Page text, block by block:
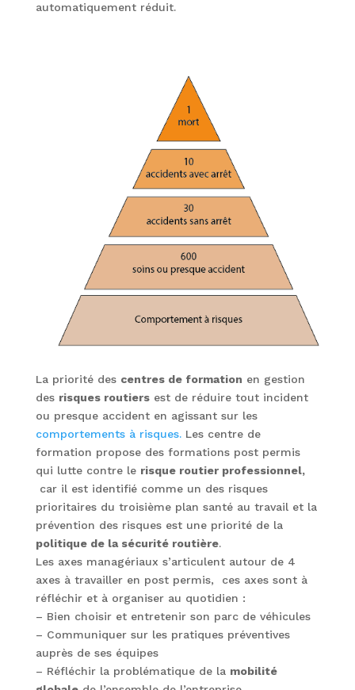
automatiquement réduit.
La priorité des centres de formation en gestion
des risques routiersest de réduire tout incident
ou presque accident en agissant sur les
comportements à risques. Les centre de
formation propose des formations post permis
qui lutte contre le risque routier professionnel,
car il est identifié comme un des risques
prioritaires du troisième plan santé au travail et la
prévention des risques est une priorité de la
politique de la sécurité routière.
Les axes managériaux s’articulent autour de 4
axes à travailler en post permis, ces axes sont à
réfléchir et à organiser au quotidien :
– Bien choisir et entretenir son parc de véhicules
– Communiquer sur les pratiques préventives
auprès de ses équipes
– Réfléchir la problématique de la mobilité